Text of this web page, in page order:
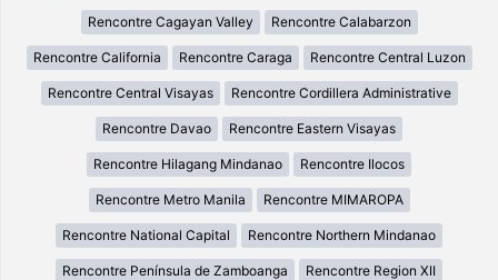
Rencontre Cagayan Valley Rencontre Calabarzon
Rencontre California Rencontre Caraga Rencontre Central Luzon
Rencontre Central Visayas Rencontre Cordillera Administrative
Rencontre Davao Rencontre Eastern Visayas
Rencontre Hilagang Mindanao Rencontre Ilocos
Rencontre Metro Manila Rencontre MIMAROPA
Rencontre National Capital Rencontre Northern Mindanao
Rencontre Península de Zamboanga Rencontre Region XII